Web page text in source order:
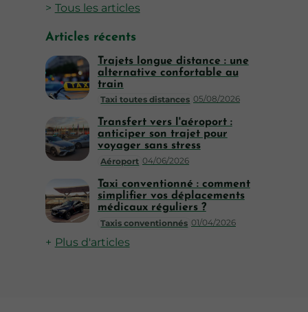
Tous les articles
Articles récents
Taxi toutes distances 05/08/2026
Trajets longue distance : une
alternative confortable au
train
Aéroport 04/06/2026
Transfert vers l'aéroport :
anticiper son trajet pour
voyager sans stress
Taxis conventionnés 01/04/2026
Taxi conventionné : comment
simplifier vos déplacements
médicaux réguliers ?
Plus d'articles